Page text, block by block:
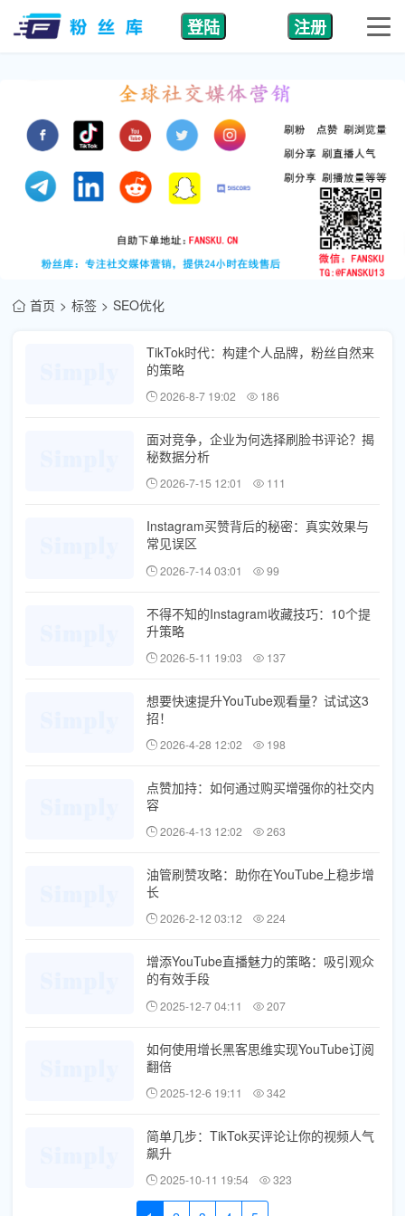
登陆 注册
首页 标签 SEO优化
TikTok时代：构建个人品牌，粉丝自然来
的策略
2026-8-7 19:02 186
面对竞争，企业为何选择刷脸书评论？揭
秘数据分析
2026-7-15 12:01 111
Instagram买赞背后的秘密：真实效果与
常见误区
2026-7-14 03:01 99
不得不知的Instagram收藏技巧：10个提
升策略
2026-5-11 19:03 137
想要快速提升YouTube观看量？试试这3
招！
2026-4-28 12:02 198
点赞加持：如何通过购买增强你的社交内
容
2026-4-13 12:02 263
油管刷赞攻略：助你在YouTube上稳步增
长
2026-2-12 03:12 224
增添YouTube直播魅力的策略：吸引观众
的有效手段
2025-12-7 04:11 207
如何使用增长黑客思维实现YouTube订阅
翻倍
2025-12-6 19:11 342
简单几步：TikTok买评论让你的视频人气
飙升
2025-10-11 19:54 323